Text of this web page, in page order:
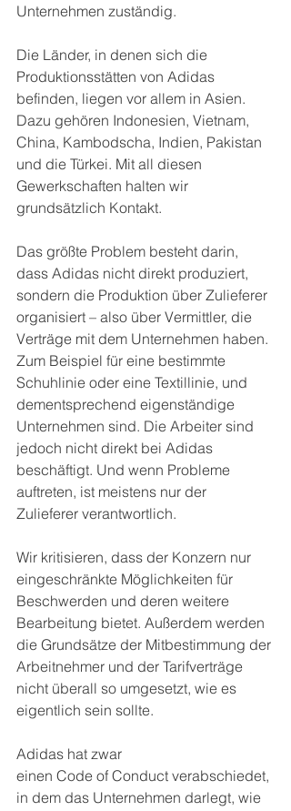
Unternehmen zuständig.
Die Länder, in denen sich die
Produktionsstätten von Adidas
befinden, liegen vor allem in Asien.
Dazu gehören Indonesien, Vietnam,
China, Kambodscha, Indien, Pakistan
und die Türkei. Mit all diesen
Gewerkschaften halten wir
grundsätzlich Kontakt.
Das größte Problem besteht darin,
dass Adidas nicht direkt produziert,
sondern die Produktion über Zulieferer
organisiert – also über Vermittler, die
Verträge mit dem Unternehmen haben.
Zum Beispiel für eine bestimmte
Schuhlinie oder eine Textillinie, und
dementsprechend eigenständige
Unternehmen sind. Die Arbeiter sind
jedoch nicht direkt bei Adidas
beschäftigt. Und wenn Probleme
auftreten, ist meistens nur der
Zulieferer verantwortlich.
Wir kritisieren, dass der Konzern nur
eingeschränkte Möglichkeiten für
Beschwerden und deren weitere
Bearbeitung bietet. Außerdem werden
die Grundsätze der Mitbestimmung der
Arbeitnehmer und der Tarifverträge
nicht überall so umgesetzt, wie es
eigentlich sein sollte.
Adidas hat zwar
einen Code of Conduct verabschiedet,
in dem das Unternehmen darlegt, wie